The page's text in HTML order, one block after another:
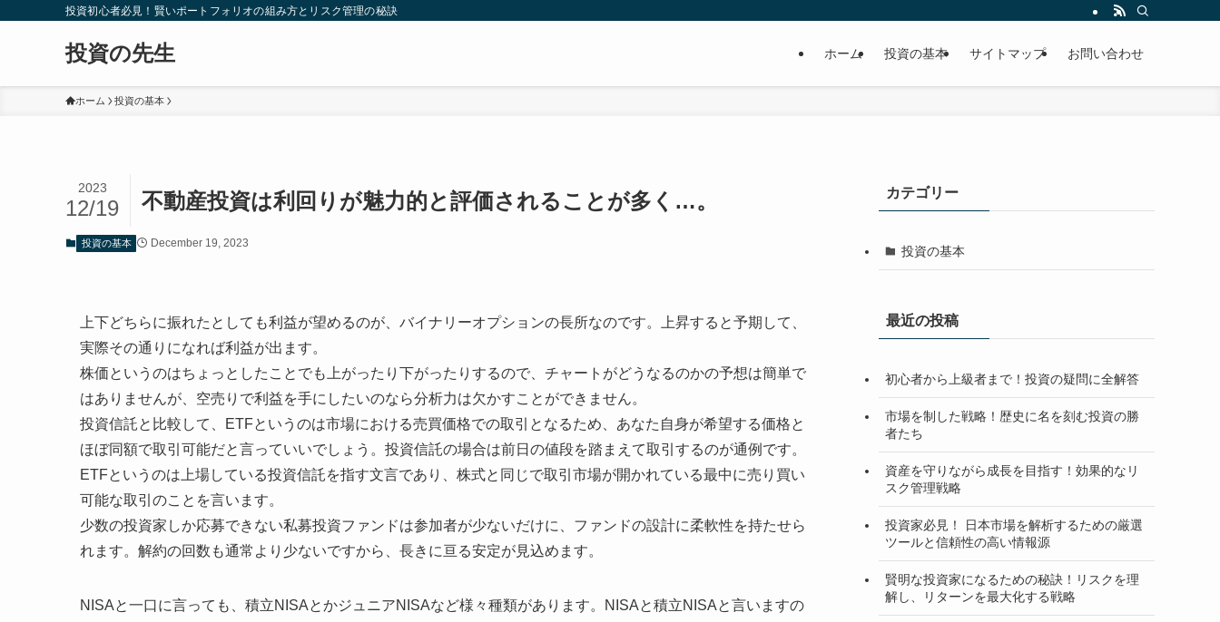
投資初心者必見！賢いポートフォリオの組み方とリスク管理の秘訣
投資の先生 ホーム 投資の基本 サイトマップ お問い合わせ
ホーム 投資の基本
不動産投資は利回りが魅力的と評価されることが多く…。
2023
12/19
投資の基本 December 19, 2023
上下どちらに振れたとしても利益が望めるのが、バイナリーオプションの長所なのです。上昇すると予期して、
実際その通りになれば利益が出ます。
株価というのはちょっとしたことでも上がったり下がったりするので、チャートがどうなるのかの予想は簡単で
はありませんが、空売りで利益を手にしたいのなら分析力は欠かすことができません。
投資信託と比較して、ETFというのは市場における売買価格での取引となるため、あなた自身が希望する価格と
ほぼ同額で取引可能だと言っていいでしょう。投資信託の場合は前日の値段を踏まえて取引するのが通例です。
ETFというのは上場している投資信託を指す文言であり、株式と同じで取引市場が開かれている最中に売り買い
可能な取引のことを言います。
少数の投資家しか応募できない私募投資ファンドは参加者が少ないだけに、ファンドの設計に柔軟性を持たせら
れます。解約の回数も通常より少ないですから、長きに亘る安定が見込めます。
NISAと一口に言っても、積立NISAとかジュニアNISAなど様々種類があります。NISAと積立NISAと言いますの
カテゴリー
投資の基本
最近の投稿
初心者から上級者まで！投資の疑問に全解答
市場を制した戦略！歴史に名を刻む投資の勝
者たち
資産を守りながら成長を目指す！効果的なリ
スク管理戦略
投資家必見！ 日本市場を解析するための厳選
ツールと信頼性の高い情報源
賢明な投資家になるための秘訣！リスクを理
解し、リターンを最大化する戦略